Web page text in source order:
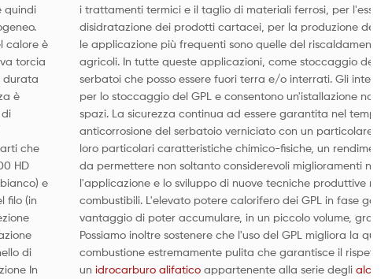
quindi
calore è
torcia
durata
è
che
HD
e
filo (in
di
In
i trattamenti termici e il taglio di materiali ferrosi, per
disidratazione dei prodotti cartacei, per la produzione dei
le applicazione più frequenti sono quelle del riscaldamento
agricoli. In tutte queste applicazioni, come stoccaggio del
serbatoi che posso essere fuori terra e/o interrati. Gli
per lo stoccaggio del GPL e consentono un'istallazione non
spazi. La sicurezza continua ad essere garantita nel tempo
anticorrosione del serbatoio verniciato con un particolare
loro particolari caratteristiche chimico-fisiche, un
da permettere non soltanto considerevoli miglioramenti nei
l'applicazione e lo sviluppo di nuove tecniche produttive
combustibili. L'elevato potere calorifero dei GPL in fase gas,
vantaggio di poter accumulare, in un piccolo volume,
Possiamo inoltre sostenere che l'uso del GPL migliora la
combustione estremamente pulita che garantisce il rispetto
un idrocarburo alifaticoappartenente alla serie degli alcani